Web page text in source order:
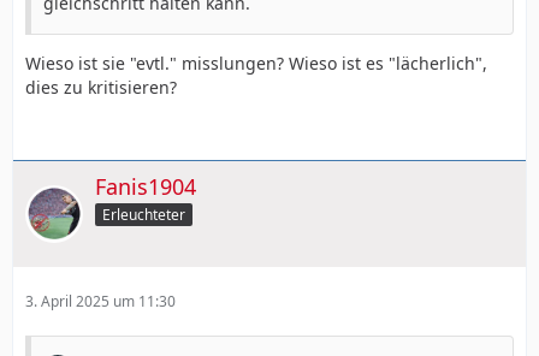
Wieso ist sie "evtl." misslungen? Wieso ist es "lächerlich",
dies zu kritisieren?
Fanis1904
Erleuchteter
3. April 2025 um 11:30